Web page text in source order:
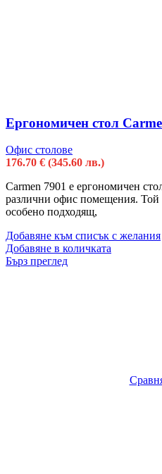
Ергономичен стол
Офис столове
176.70 € (345.60 лв.)
Carmen 7901 e ергономичен
различни офис помещения.
особено подходящ,
Добавяне към списък с желания
Добавяне в количката
Бърз преглед